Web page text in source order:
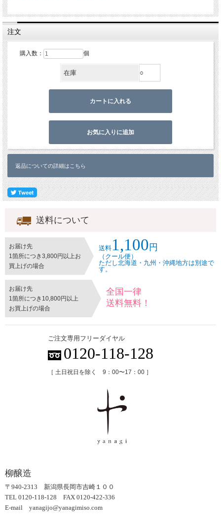
注文
購入数： 個
在庫 ○
返品についての詳細はこちら
送料について
お届け先
1箇所につき3,800円以上お
買上げの場合
送料 1,100 円
（クール便）
ただし北海道・九州・沖縄地方は別途で
す。
お届け先
1箇所につき10,800円以上
お買上げの場合
全国一律
送料無料！
ご注文専用フリーダイヤル
0120-118-128
［ 土日祝日を除く 9：00〜17：00 ］
柳醸造
〒940-2313 新潟県長岡市吉崎１００
TEL 0120-118-128 FAX 0120-422-336
E-mail yanagijo@yanagimiso.com